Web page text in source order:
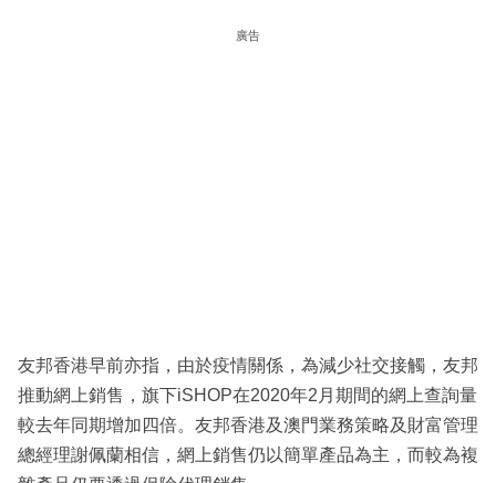
廣告
友邦香港早前亦指，由於疫情關係，為減少社交接觸，友邦
推動網上銷售，旗下iSHOP在2020年2月期間的網上查詢量
較去年同期增加四倍。友邦香港及澳門業務策略及財富管理
總經理謝佩蘭相信，網上銷售仍以簡單產品為主，而較為複